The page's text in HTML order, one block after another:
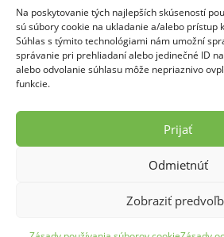
Na poskytovanie tých najlepších skúseností
sú súbory cookie na ukladanie a/alebo prístup
Súhlas s týmito technológiami nám umožní
správanie pri prehliadaní alebo jedinečné ID
alebo odvolanie súhlasu môže nepriaznivo
funkcie.
Prijať
Odmietnúť
Zobraziť
kamennysvet.sk vytvoril:
Zásady ochrany osobných údajov